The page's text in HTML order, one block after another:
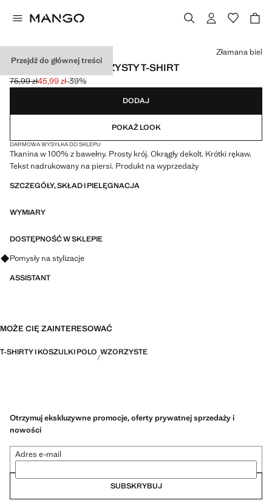
Przejdź do głównej treści
BAWEŁNIANY WZORZYSTY T-SHIRT
Skreślona cena początkowa [75,99 zł ]
75,99 zł
Aktualna cena [45,99 zł ]
45,99 zł-39%
Wybierz kolor
Złamana biel
DODAJ
POKAŻ LOOK
DARMOWA WYSYŁKA DO SKLEPU
Tkanina w 100% z bawełny. Prosty krój. Okrągły dekolt. Krótki rękaw.
Tekst nadrukowany na piersi. Produkt na wyprzedaży
SZCZEGÓŁY, SKŁAD I PIELĘGNACJA
WYMIARY
DOSTĘPNOŚĆ W SKLEPIE
Zapytaj o stylizacje, ubrania i trendy
Pomysły na stylizacje
ASSISTANT
MOŻE CIĘ ZAINTERESOWAĆ
T-SHIRTY I KOSZULKI POLO WZORZYSTE
Otrzymuj ekskluzywne promocje, oferty prywatnej sprzedaży i
nowości
Adres e-mail
SUBSKRYBUJ